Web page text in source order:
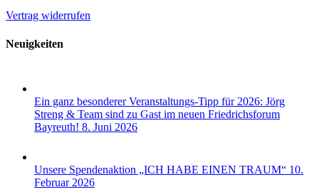
Vertrag widerrufen
Neuigkeiten
Ein ganz besonderer Veranstaltungs-Tipp für 2026: Jörg
Streng & Team sind zu Gast im neuen Friedrichsforum
Bayreuth! 8. Juni 2026
Unsere Spendenaktion „ICH HABE EINEN TRAUM“ 10.
Februar 2026